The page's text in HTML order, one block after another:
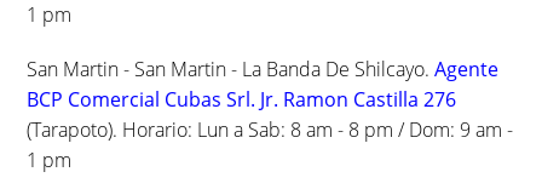
1 pm
San Martin - San Martin - La Banda De Shilcayo.Agente
BCP Comercial Cubas Srl. Jr. Ramon Castilla 276
(Tarapoto). Horario: Lun a Sab: 8 am - 8 pm / Dom: 9 am -
1 pm